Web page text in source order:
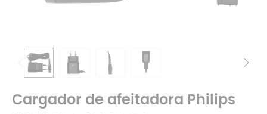
Cargador de afeitadora Philips